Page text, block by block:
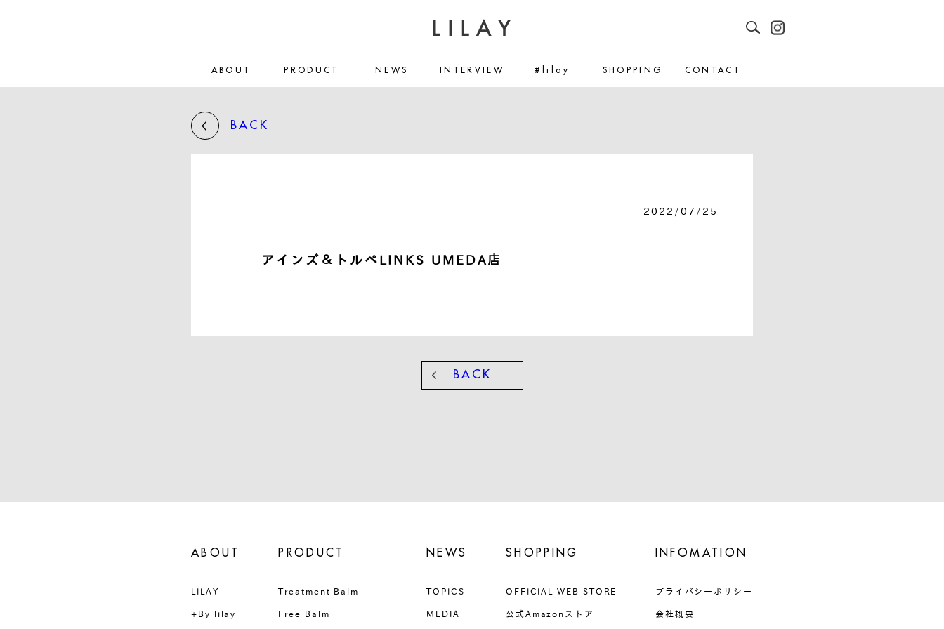
ABOUT PRODUCT NEWS INTERVIEW #lilay SHOPPING CONTACT
BACK
2022/07/25
アインズ＆トルペLINKS UMEDA店
BACK
ABOUT
LILAY
+By lilay
PRODUCT
Treatment Balm
Free Balm
NEWS
TOPICS
MEDIA
SHOPPING
OFFICIAL WEB STORE
公式Amazonストア
INFOMATION
プライバシーポリシー
会社概要